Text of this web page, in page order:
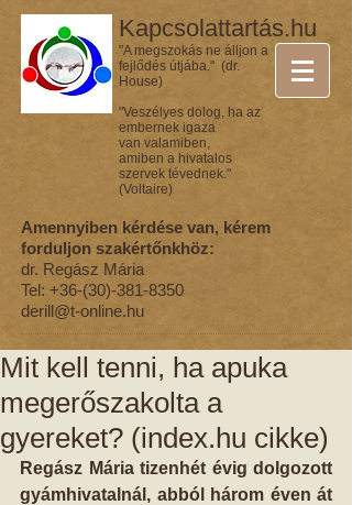
Kapcsolattartás.hu
"A megszokás ne álljon a
fejlődés útjába." (dr.
House)
"Veszélyes dolog, ha az
embernek igaza
van valamiben,
amiben a hivatalos
szervek tévednek."
(Voltaire)
Amennyiben kérdése van, kérem
forduljon szakértőnkhöz:
dr. Regász Mária
Tel: +36-(30)-381-8350
derill@t-online.hu
Mit kell tenni, ha apuka
megerőszakolta a
gyereket? (index.hu cikke)
Regász Mária tizenhét évig dolgozott
gyámhivatalnál, abból három éven át